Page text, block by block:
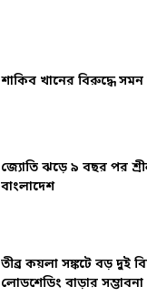
শাকিব খানের বিরুদ্ধে সমন
জ্যোতি ঝড়ে ৯ বছর পর
বাংলাদেশ
তীব্র কয়লা সঙ্কটে বড় দুই
লোডশেডিং বাড়ার সম্ভাবনা